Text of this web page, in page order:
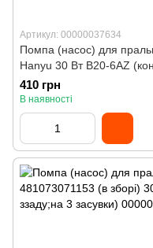
Артикул: 00000037634
Помпа (насос) для
Hanyu 30 Вт B20-6AZ
410 грн
В наявності